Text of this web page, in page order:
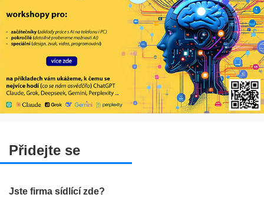
Přidejte se
Jste firma sídlící zde?